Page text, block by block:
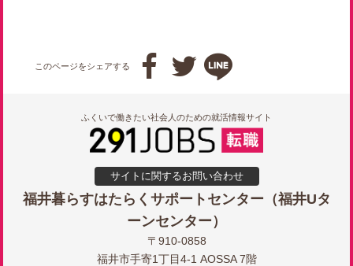
このページをシェアする   
ふくいで働きたい社会人のための就活情報サイト
サイトに関するお問い合わせ
福井暮らすはたらくサポートセンター（福井Uタ
ーンセンター）
〒910-0858
福井市手寄1丁目4-1 AOSSA 7階